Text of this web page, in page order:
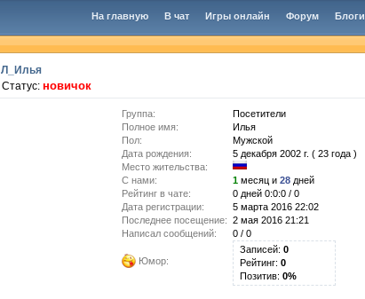
Блоги
Форум
Игры онлайн
В чат
На главную
Л_Илья
Статус: новичок
Группа:
Посетители
Полное имя:
Илья
Пол:
Мужской
Дата рождения:
5 декабря 2002 г. ( 23 года )
Место жительства:
C нами:
1 месяц и 28 дней
Рейтинг в чате:
0 дней 0:0:0 / 0
Дата регистрации:
5 марта 2016 22:02
Последнее посещение: 2 мая 2016 21:21
Написал сообщений:
0 / 0
Юмор:
Записей: 0
Рейтинг: 0
Позитив: 0%